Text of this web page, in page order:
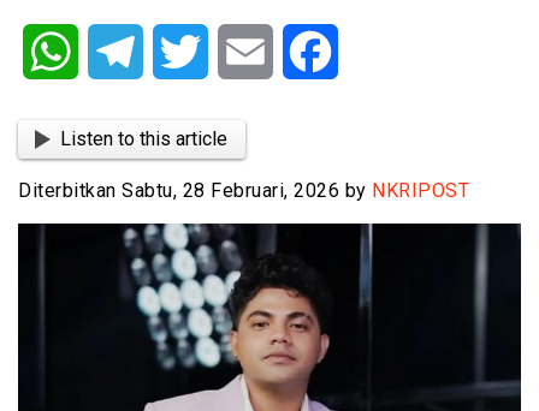
WhatsAppTelegram Twitter Email
Listen to this article
Diterbitkan Sabtu, 28 Februari, 2026 by NKRIPOST